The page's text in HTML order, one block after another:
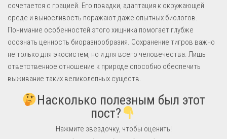
сочетается с грацией. Его повадки, адаптация к окружающей
среде и выносливость поражают даже опытных биологов.
Понимание особенностей этого хищника помогает глубже
осознать ценность биоразнообразия. Сохранение тигров важно
не только для экосистем, но и для всего человечества. Лишь
ответственное отношение к природе способно обеспечить
выживание таких великолепных существ.
Насколько полезным был этот
пост?
Нажмите звездочку, чтобы оценить!